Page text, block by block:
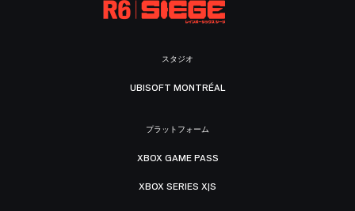
スタジオ
UBISOFT MONTRÉAL
プラットフォーム
XBOX GAME PASS
XBOX SERIES X|S